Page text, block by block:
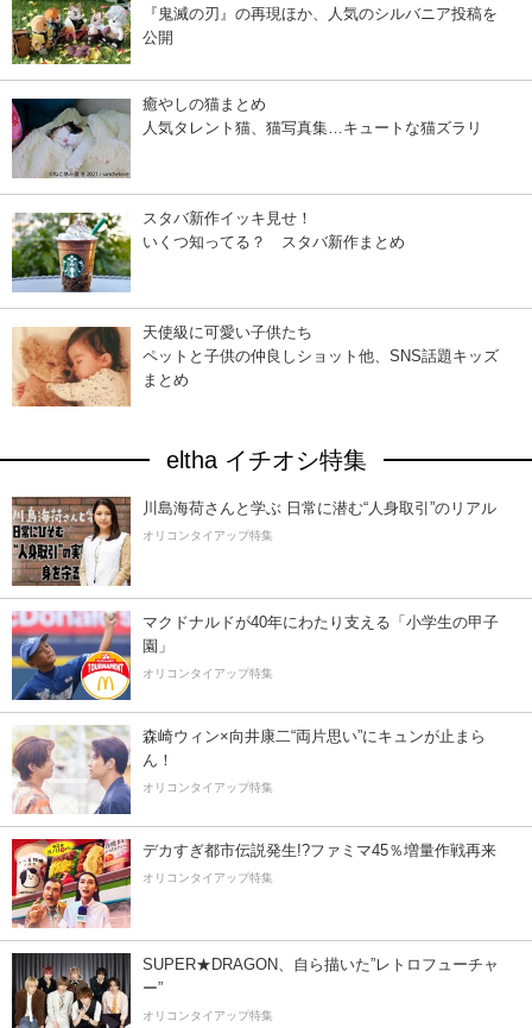
『鬼滅の刃』の再現ほか、人気のシルバニア投稿を
公開
癒やしの猫まとめ
人気タレント猫、猫写真集…キュートな猫ズラリ
スタバ新作イッキ見せ！
いくつ知ってる？ スタバ新作まとめ
天使級に可愛い子供たち
ペットと子供の仲良しショット他、SNS話題キッズ
まとめ
eltha イチオシ特集
川島海荷さんと学ぶ 日常に潜む“人身取引”のリアル
オリコンタイアップ特集
マクドナルドが40年にわたり支える「小学生の甲子
園」
オリコンタイアップ特集
森崎ウィン×向井康二“両片思い”にキュンが止まら
ん！
オリコンタイアップ特集
デカすぎ都市伝説発生!?ファミマ45％増量作戦再来
オリコンタイアップ特集
SUPER★DRAGON、自ら描いた”レトロフューチャ
ー”
オリコンタイアップ特集